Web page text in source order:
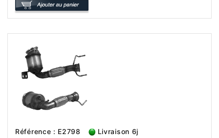
Référence : E2798 Livraison 6j